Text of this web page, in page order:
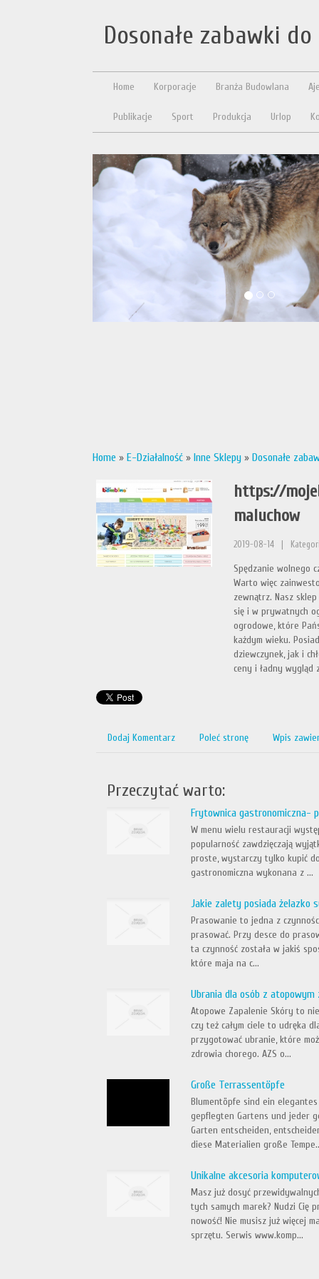
Dosonałe zabawki
Home Korporacje Branża Budowlana
Publikacje Sport Produkcja Urlop
Home » E-Działalność » Inne Sklepy » Dosonałe
https://
maluchow
2019-08-14
Spędzanie wolnego
Warto więc
zewnątrz. Nasz
się i w prywatnych
ogrodowe, które
każdym wieku.
dziewczynek, jak i
ceny i ładny wygląd
Dodaj Komentarz Poleć stronę Wpis
Przeczytać warto:
Frytownica gastronomiczna-
W menu wielu restauracji
popularność zawdzięczają
proste, wystarczy tylko kupić
gastronomiczna wykonana z ...
Jakie zalety posiada żelazko
Prasowanie to jedna z
prasować. Przy desce do
ta czynność została w jakiś
które maja na c...
Ubrania dla osób z atopowym
Atopowe Zapalenie Skóry to
czy też całym ciele to udręka
przygotować ubranie, które
zdrowia chorego. AZS o...
Große Terrassentöpfe
Blumentöpfe sind ein
gepflegten Gartens und jeder
Garten entscheiden,
diese Materialien große
Unikalne akcesoria
Masz już dosyć
tych samych marek? Nudzi Cię
nowość! Nie musisz już więcej
sprzętu. Serwis www.komp...